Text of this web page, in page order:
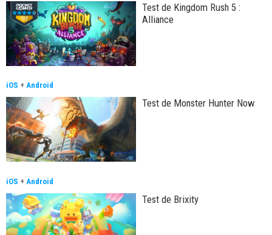
Test de Kingdom Rush 5 :
Alliance
iOS + Android
Test de Monster Hunter Now
iOS + Android
Test de Brixity